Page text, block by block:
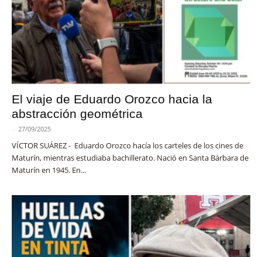
El viaje de Eduardo Orozco hacia la
abstracción geométrica
- 27/09/2025
VÍCTOR SUÁREZ - Eduardo Orozco hacía los carteles de los cines de
Maturín, mientras estudiaba bachillerato. Nació en Santa Bárbara de
Maturín en 1945. En...